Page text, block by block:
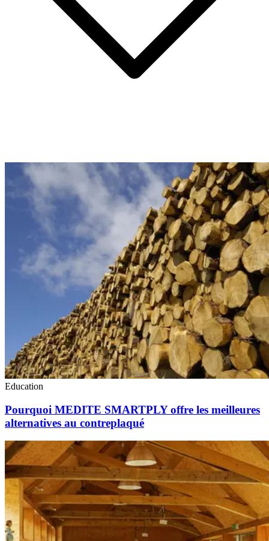
Education
Pourquoi MEDITE SMARTPLY offre les meilleures
alternatives au contreplaqué